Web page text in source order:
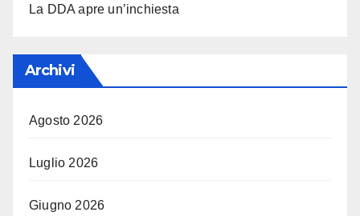
La DDA apre un’inchiesta
Archivi
Agosto 2026
Luglio 2026
Giugno 2026